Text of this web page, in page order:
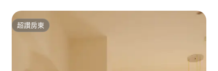
超讚房東
超讚房東